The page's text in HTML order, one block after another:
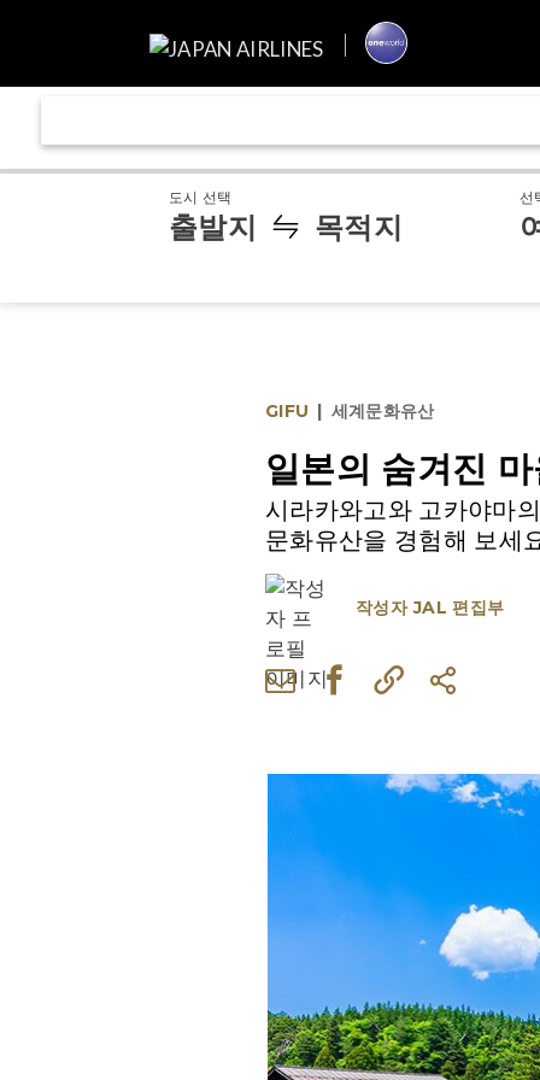
도시 선택
출발지 목적지
선
GIFU | 세계문화유산
일본의 숨겨진
시라카와고와 고카야마
문화유산을 경험해 보세
작성자 JAL 편집부